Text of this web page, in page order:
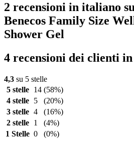
2 recensioni in italiano
Benecos Family Size
Shower Gel
4 recensioni dei clienti
4,3 su 5 stelle
5 stelle
14 (58%)
4 stelle
5
(20%)
3 stelle 4
(16%)
2 stelle
1
(4%)
1 Stelle 0 (0%)